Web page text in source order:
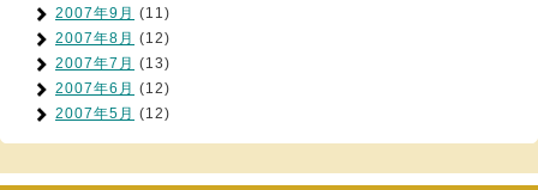
2007年9月 (11)
2007年8月 (12)
2007年7月 (13)
2007年6月 (12)
2007年5月 (12)